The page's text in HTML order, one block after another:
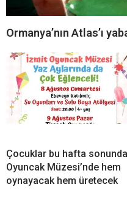
Ormanya’nın Atlas’ı
Çocuklar bu hafta sonunda
Oyuncak Müzesi’nde hem
oynayacak hem üretecek